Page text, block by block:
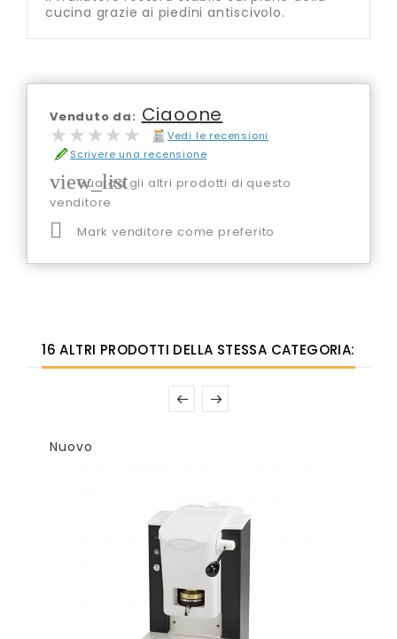
cucina grazie ai piedini antiscivolo.
Venduto da: Ciaoone
★★★★★
★★★★★
Vedi le recensioni
Scrivere una recensione
view_list
Guarda gli altri prodotti di questo
venditore
 Mark venditore come preferito
16 ALTRI PRODOTTI DELLA STESSA CATEGORIA:
Nuovo